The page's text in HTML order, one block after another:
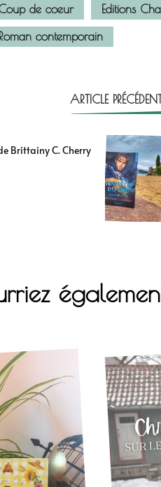
de coeur Editions
Roman contemporain
ARTICLE
Brittainy C. Cherry